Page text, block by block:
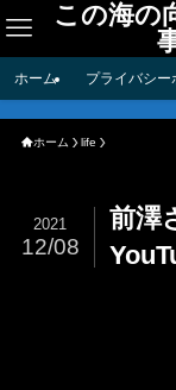
この海の
ホーム プライバシー
ホーム life
前澤
2021
12/08